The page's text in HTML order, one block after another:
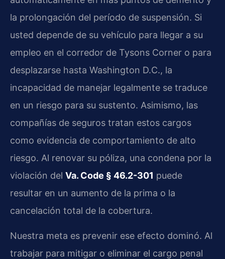
la prolongación del período de suspensión. Si
usted depende de su vehículo para llegar a su
empleo en el corredor de Tysons Corner o para
desplazarse hasta Washington D.C., la
incapacidad de manejar legalmente se traduce
en un riesgo para su sustento. Asimismo, las
compañías de seguros tratan estos cargos
como evidencia de comportamiento de alto
riesgo. Al renovar su póliza, una condena por la
violación del Va. Code § 46.2-301 puede
resultar en un aumento de la prima o la
cancelación total de la cobertura.
Nuestra meta es prevenir ese efecto dominó. Al
trabajar para mitigar o eliminar el cargo penal